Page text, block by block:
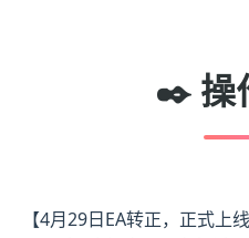
✒️ 操
【4月29日EA转正，正式上线